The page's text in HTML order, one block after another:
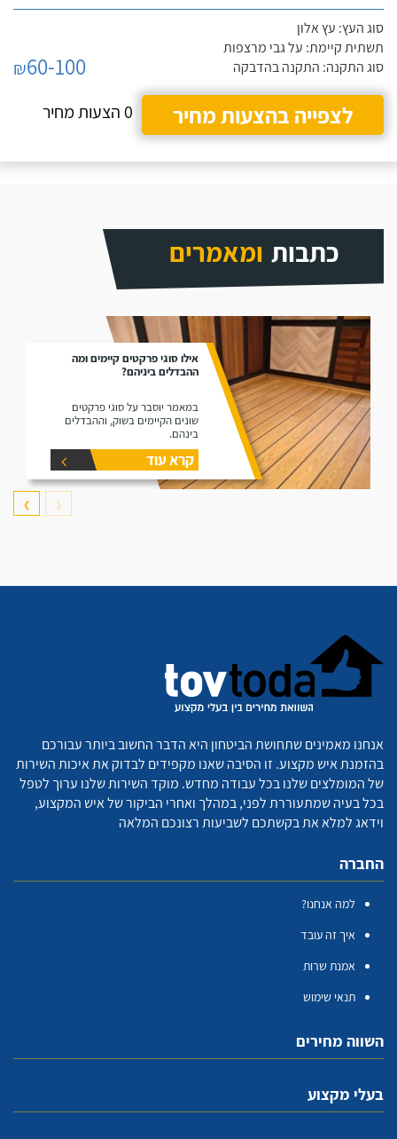
סוג העץ: עץ אלון
תשתית קיימת: על גבי מרצפות
סוג התקנה: התקנה בהדבקה
₪60-100
לצפייה בהצעות מחיר
0 הצעות מחיר
כתבות ומאמרים
אילו סוגי פרקטים קיימים ומה
ההבדלים ביניהם?
במאמר יוסבר על סוגי פרקטים
שונים הקיימים בשוק, וההבדלים
בינהם.
קרא עוד
❮
❯
אנחנו מאמינים שתחושת הביטחון היא הדבר החשוב ביותר עבורכם
בהזמנת איש מקצוע. זו הסיבה שאנו מקפידים לבדוק את איכות השירות
של המומלצים שלנו בכל עבודה מחדש. מוקד השירות שלנו ערוך לטפל
בכל בעיה שמתעוררת לפני, במהלך ואחרי הביקור של איש המקצוע,
וידאג למלא את בקשתכם לשביעות רצונכם המלאה
החברה
למה אנחנו?
איך זה עובד
אמנת שרות
תנאי שימוש
השווה מחירים
בעלי מקצוע